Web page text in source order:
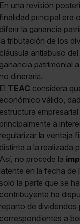
En una revisión
finalidad principal era
diferir la ganancia
la tributación de los
cláusula antiabuso
ganancia patrimonial
no dineraria.
El TEAC considera
económico válido,
estructura
principalmente a
regularizar la ventaja
distinta a la realizada
Así, no procede la
latente en la fecha de
solo la parte que se
contribuyente ha
reparto de dividendos
correspondientes a